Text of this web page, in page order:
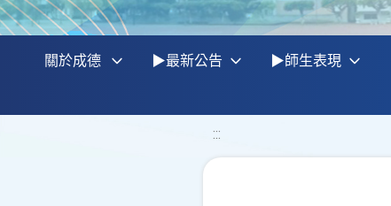
關於成德 ▶最新公告 ▶師生表現
:::